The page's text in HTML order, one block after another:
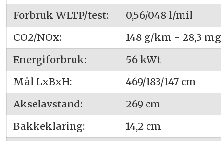
Forbruk WLTP/test:
0,56/048 l/mil
CO2/NOx:
148 g/km - 28,3
Energiforbruk:
56 kWt
Mål LxBxH:
469/183/147 cm
Akselavstand:
269 cm
Bakkeklaring:
14,2 cm